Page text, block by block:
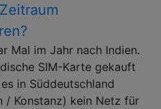
Mal im Jahr nach Indien.
SIM-Karte gekauft
in Süddeutschland
/ Konstanz) kein Netz für